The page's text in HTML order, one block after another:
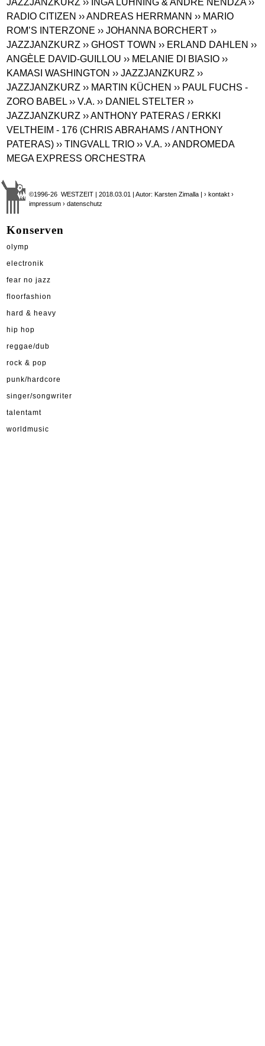
RADIO CITIZEN ›› ANDREAS HERRMANN ›› MARIO
ROM’S INTERZONE ›› JOHANNA BORCHERT ››
JAZZJANZKURZ ›› GHOST TOWN ›› ERLAND DAHLEN ››
ANGÈLE DAVID-GUILLOU ›› MELANIE DI BIASIO ››
KAMASI WASHINGTON ›› JAZZJANZKURZ ››
JAZZJANZKURZ ›› MARTIN KÜCHEN ›› PAUL FUCHS -
ZORO BABEL ›› V.A. ›› DANIEL STELTER ››
JAZZJANZKURZ ›› ANTHONY PATERAS / ERKKI
VELTHEIM - 176 (CHRIS ABRAHAMS / ANTHONY
PATERAS) ›› TINGVALL TRIO ›› V.A. ›› ANDROMEDA
MEGA EXPRESS ORCHESTRA
©1996-26 WESTZEIT | 2018.03.01 | Autor: Karsten Zimalla |› kontakt ›
impressum › datenschutz
Konserven
olymp
electronik
fear no jazz
floorfashion
hard & heavy
hip hop
reggae/dub
rock & pop
punk/hardcore
singer/songwriter
talentamt
worldmusic